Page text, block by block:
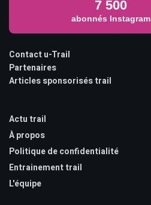
7 500
abonnés Instagram
Contact u-Trail
Partenaires
Articles sponsorisés trail
Actu trail
À propos
Politique de confidentialité
Entrainement trail
L'équipe